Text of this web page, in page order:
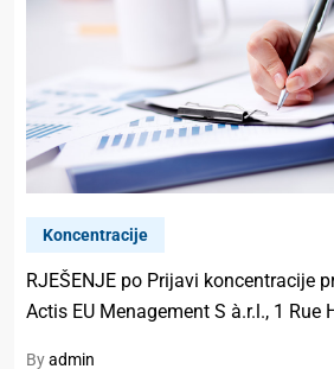
Koncentracije
RJEŠENJE po Prijavi koncentracije
Actis EU Menagement S à.r.l., 1 Rue
Byadmin